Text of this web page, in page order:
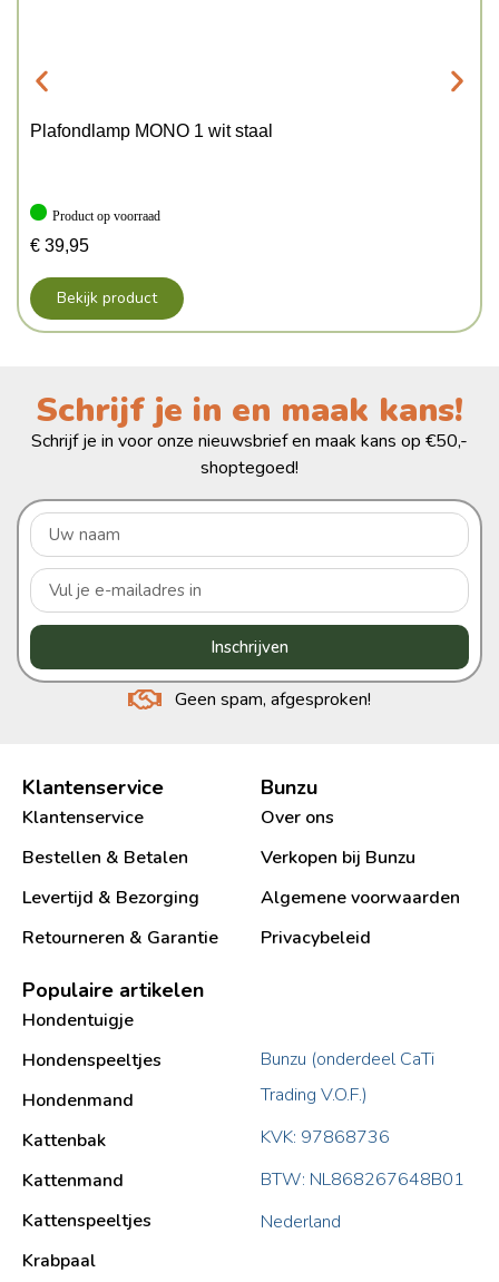
Plafondlamp MONO 1 wit staal
Product op voorraad
€ 39,95
Bekijk product
Schrijf je in en maak kans!
Schrijf je in voor onze nieuwsbrief en maak kans op €50,-
shoptegoed!
Inschrijven
Geen spam, afgesproken!
Klantenservice
Klantenservice
Bestellen & Betalen
Levertijd & Bezorging
Retourneren & Garantie
Bunzu
Over ons
Verkopen bij Bunzu
Algemene voorwaarden
Privacybeleid
Populaire artikelen
Hondentuigje
Hondenspeeltjes
Hondenmand
Kattenbak
Kattenmand
Kattenspeeltjes
Krabpaal​
Bunzu (onderdeel CaTi
Trading V.O.F.)
KVK: 97868736
BTW: NL868267648B01
Nederland